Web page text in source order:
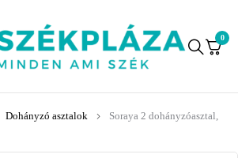
0
Dohányzó asztalok
Soraya 2 dohányzóasztal,